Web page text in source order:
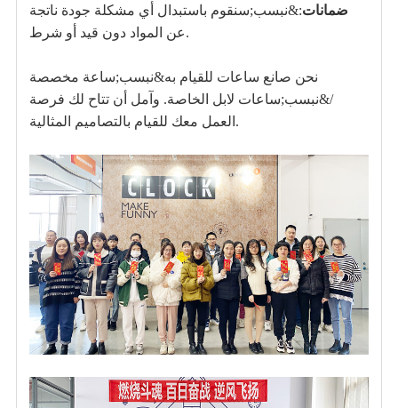
ضمانات:&نبسب;سنقوم باستبدال أي مشكلة جودة ناتجة
عن المواد دون قيد أو شرط.
نحن صانع ساعات للقيام به&نبسب;ساعة مخصصة
/&نبسب;ساعات لابل الخاصة. وآمل أن تتاح لك فرصة
العمل معك للقيام بالتصاميم المثالية.